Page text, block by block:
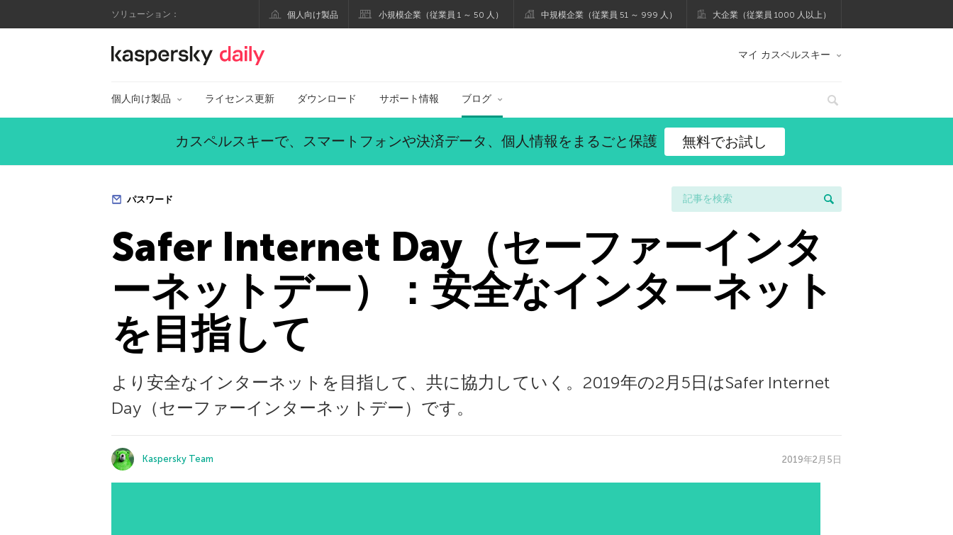
ソリューション： 個人向け製品 小規模企業（従業員 1 ～ 50 人） 中規模企業（従業員 51 ～ 999 人） 大企業（従業員 1000 人以上）
カスペルスキー公式ブログ マイ カスペルスキー
個人向け製品 ライセンス更新 ダウンロード サポート情報 ブログ
カスペルスキーで、スマートフォンや決済データ、個人情報をまるごと保護 無料でお試し
パスワード
Safer Internet Day（セーファーインタ
ーネットデー）：安全なインターネット
を目指して
より安全なインターネットを目指して、共に協力していく。2019年の2月5日はSafer Internet
Day（セーファーインターネットデー）です。
Kaspersky Team 2019年2月5日